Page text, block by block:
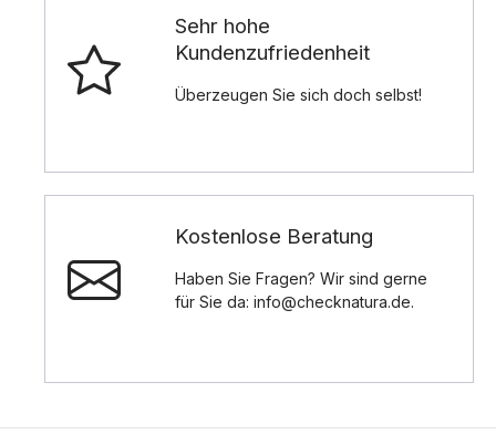
Sehr hohe
Kundenzufriedenheit
Überzeugen Sie sich doch selbst!
Kostenlose Beratung
Haben Sie Fragen? Wir sind gerne
für Sie da: info@checknatura.de.